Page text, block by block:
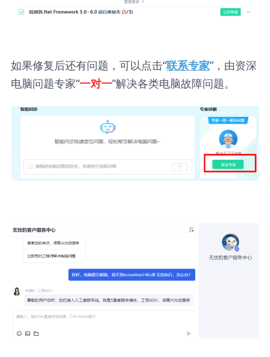
如果修复后还有问题，可以点击“联系专家”，由资深
电脑问题专家“一对一”解决各类电脑故障问题。